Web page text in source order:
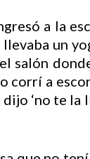
a la
un
salón
corrí a
‘no te la